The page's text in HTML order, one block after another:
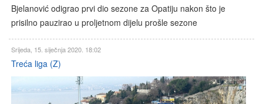
Bjelanović odigrao prvi dio sezone za Opatiju nakon što je
prisilno pauzirao u proljetnom dijelu prošle sezone
Srijeda, 15. siječnja 2020. 18:02
Treća liga (Z)